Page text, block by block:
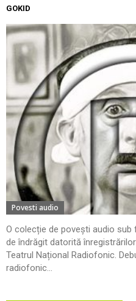
GOKID
Povesti audio
O colecție de povești audio
de îndrăgit datorită
Teatrul Național Radiofonic.
radiofonic...